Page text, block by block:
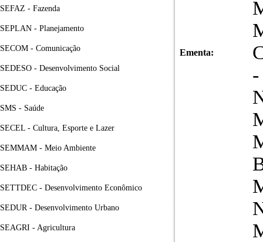
SEFAZ - Fazenda
SEPLAN - Planejamento
SECOM - Comunicação
SEDESO - Desenvolvimento Social
SEDUC - Educação
SMS - Saúde
SECEL - Cultura, Esporte e Lazer
SEMMAM - Meio Ambiente
SEHAB - Habitação
SETTDEC - Desenvolvimento Econômico
SEDUR - Desenvolvimento Urbano
SEAGRI - Agricultura
Ementa: